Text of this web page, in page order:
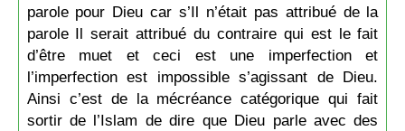
parole pour Dieu car s’Il n’était pas attribué de la
parole Il serait attribué du contraire qui est le fait
d’être muet et ceci est une imperfection et
l’imperfection est impossible s’agissant de Dieu.
Ainsi c’est de la mécréance catégorique qui fait
sortir de l’Islam de dire que Dieu parle avec des